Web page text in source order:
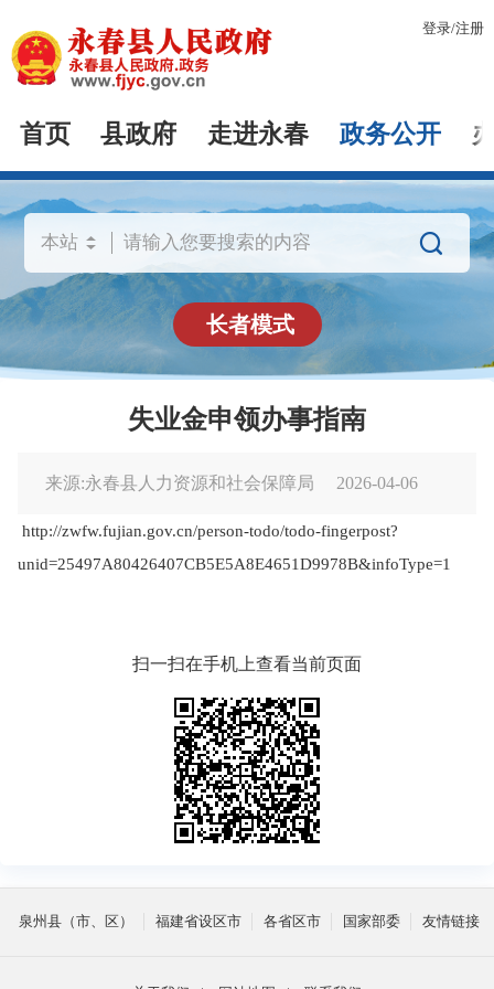
登录/注册
首页 县政府 走进永春 政务公开

长者模式
失业金申领办事指南
来源:永春县人力资源和社会保障局 2026-04-06
http://zwfw.fujian.gov.cn/person-todo/todo-fingerpost?
unid=25497A80426407CB5E5A8E4651D9978B&infoType=1
扫一扫在手机上查看当前页面
泉州县（市、区） 福建省设区市 各省区市 国家部委 友情链接